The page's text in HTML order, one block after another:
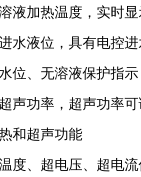
液加热温度，实时
水液位，具有电控
位、无溶液保护指示
声功率，超声功率可
和超声功能
度、超电压、超电